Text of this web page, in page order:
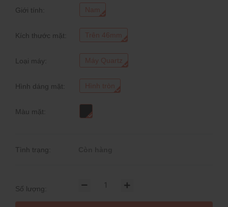
Giới tính: Nam
Kích thước mặt: Trên 46mm
Loại máy: Máy Quartz
Hình dáng mặt: Hình tròn
Màu mặt:
Tình trạng:
Số lượng: